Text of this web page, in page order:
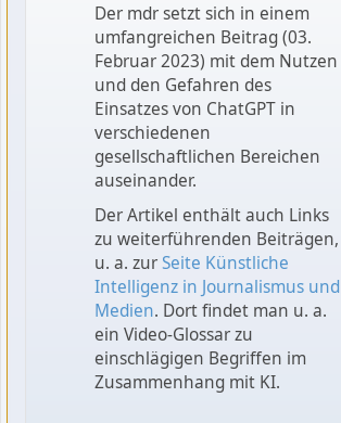
Der mdr setzt sich in einem
umfangreichen Beitrag (03.
Februar 2023) mit dem Nutzen
und den Gefahren des
Einsatzes von ChatGPT in
verschiedenen
gesellschaftlichen Bereichen
auseinander.
Der Artikel enthält auch Links
zu weiterführenden Beiträgen,
u. a. zurSeite Künstliche
Intelligenz in Journalismus und
Medien. Dort findet man u. a.
ein Video-Glossar zu
einschlägigen Begriffen im
Zusammenhang mit KI.